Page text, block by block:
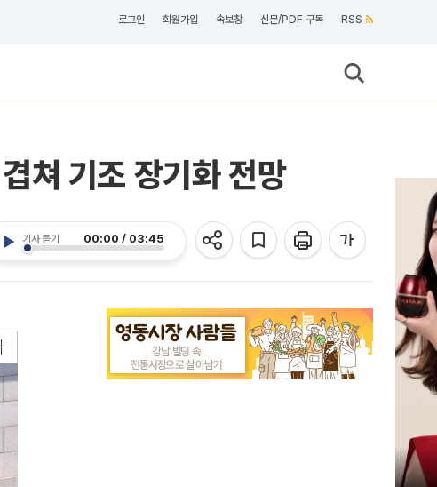
로그인 회원가입 속보창 신문/PDF 구독 RSS
쳐 기조 장기화 전망
기사 듣기 00:00 / 03:45